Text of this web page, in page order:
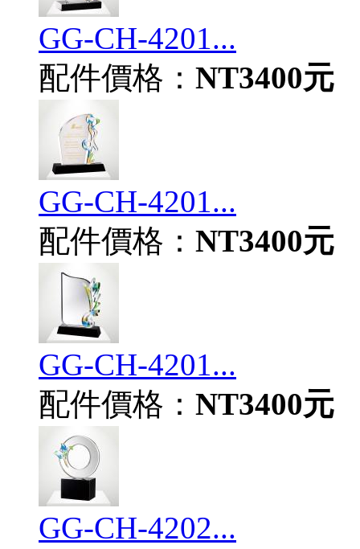
GG-CH-4201...
配件價格： NT3400元
GG-CH-4201...
配件價格： NT3400元
GG-CH-4201...
配件價格： NT3400元
GG-CH-4202...